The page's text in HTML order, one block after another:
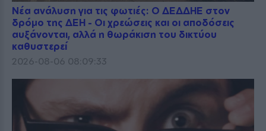
Νέα ανάλυση για τις φωτιές: Ο ΔΕΔΔΗΕ στον
δρόμο της ΔΕΗ - Οι χρεώσεις και οι αποδόσεις
αυξάνονται, αλλά η θωράκιση του δικτύου
καθυστερεί
2026-08-06 08:09:33